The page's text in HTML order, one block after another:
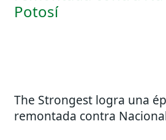
The Strongest logra una
remontada contra